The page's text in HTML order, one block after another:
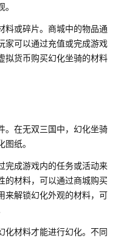
料或碎片。商城中的物品通
家可以通过充值或完成游戏
拟货币购买幻化坐骑的材料
。在无双三国中，幻化坐骑
纸。
完成游戏内的任务或活动来
的材料，可以通过商城购买
来解锁幻化外观的材料，可
化材料才能进行幻化。不同